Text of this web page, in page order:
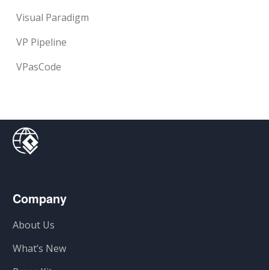
Visual Paradigm
VP Pipeline
VPasCode
Company
About Us
What’s New